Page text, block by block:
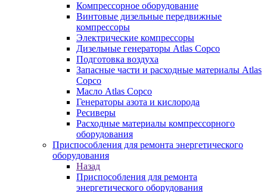
Компрессорное оборудование
Винтовые дизельные передвижные
компрессоры
Электрические компрессоры
Дизельные генераторы Atlas Copco
Подготовка воздуха
Запасные части и расходные материалы Atlas
Copco
Масло Atlas Copco
Генераторы азота и кислорода
Ресиверы
Расходные материалы компрессорного
оборудования
Приспособления для ремонта энергетического
оборудования
Назад
Приспособления для ремонта
энергетического оборудования